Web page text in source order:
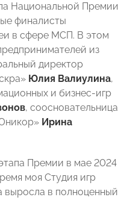
Национальной Премии
финалисты
в сфере МСП. В этом
из
директор
Юлия Валиулина,
и бизнес-игр
, соосновательница
Ирина
Премии в мае 2024
моя Студия игр
выросла в полноценный